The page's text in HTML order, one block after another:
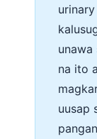
unawa
na ito
uusap